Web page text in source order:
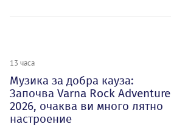
13 часа
Музика за добра кауза:
Започва Varna Rock Adventure
2026, очаква ви много лятно
настроение